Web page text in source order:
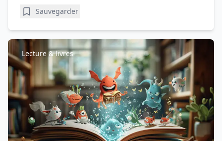
Sauvegarder
Lecture & livres